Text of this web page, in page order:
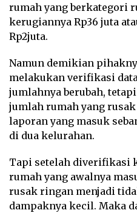
rumah yang berkategori
kerugiannya Rp36 juta
Rp2juta.
Namun demikian
melakukan verifikasi
jumlahnya berubah,
jumlah rumah yang
laporan yang masuk
di dua kelurahan.
Tapi setelah diverifikasi
rumah yang awalnya
rusak ringan menjadi
dampaknya kecil. Maka